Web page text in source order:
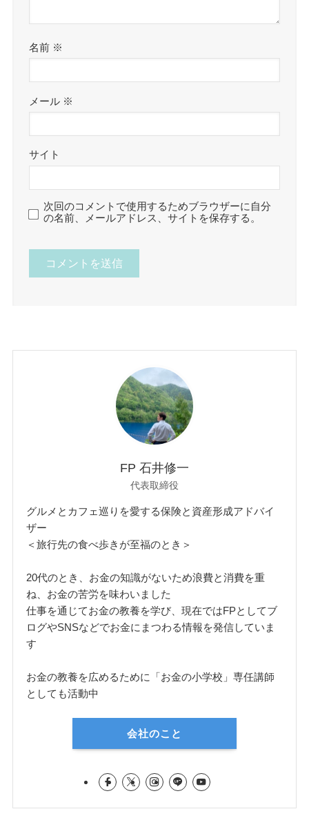
名前 ※
メール ※
サイト
次回のコメントで使用するためブラウザーに自分
の名前、メールアドレス、サイトを保存する。
FP 石井修一
代表取締役
グルメとカフェ巡りを愛する保険と資産形成アドバイ
ザー
＜旅行先の食べ歩きが至福のとき＞
20代のとき、お金の知識がないため浪費と消費を重
ね、お金の苦労を味わいました
仕事を通じてお金の教養を学び、現在ではFPとしてブ
ログやSNSなどでお金にまつわる情報を発信していま
す
お金の教養を広めるために「お金の小学校」専任講師
としても活動中
会社のこと